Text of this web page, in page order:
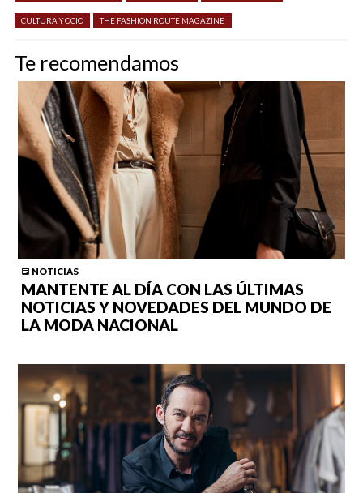
CULTURA Y OCIO THE FASHION ROUTE MAGAZINE
Te recomendamos
NOTICIAS
MANTENTE AL DÍA CON LAS ÚLTIMAS
NOTICIAS Y NOVEDADES DEL MUNDO DE
LA MODA NACIONAL